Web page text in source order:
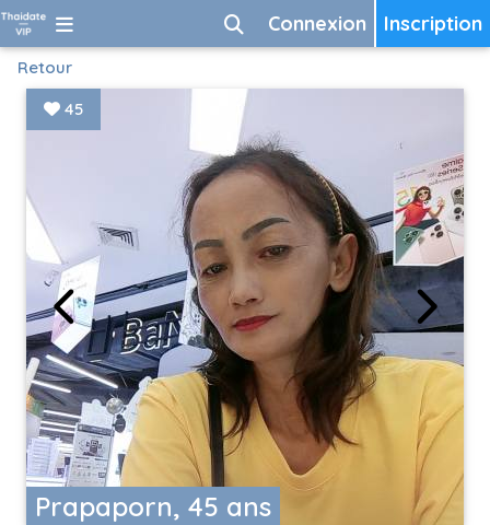
Inscription
Connexion
Retour
Prapaporn, 45 ans
45